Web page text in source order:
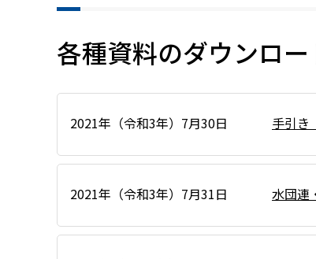
各種資料のダウンロー
2021年（令和3年）7月30日 手引き
2021年（令和3年）7月31日 水団連